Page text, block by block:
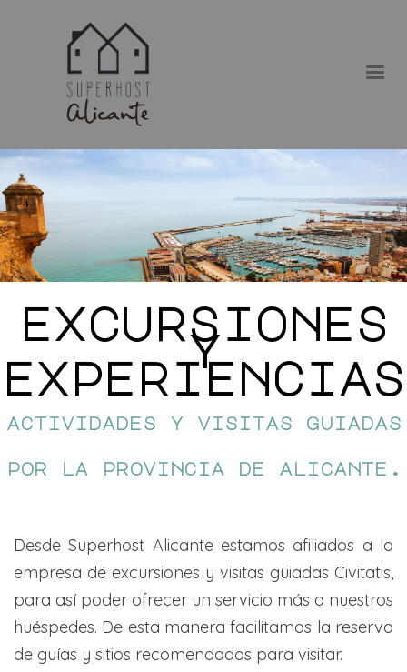
excursiones
y
experiencias
actividades y visitas guiadas
por la provincia de alicante.
Desde Superhost Alicante estamos afiliados a la
empresa de excursiones y visitas guiadas Civitatis,
para así poder ofrecer un servicio más a nuestros
huéspedes. De esta manera facilitamos la reserva
de guías y sitios recomendados para visitar.